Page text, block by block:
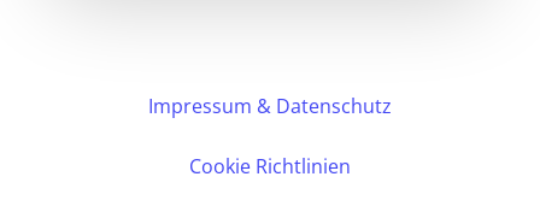
Impressum & Datenschutz
Cookie Richtlinien